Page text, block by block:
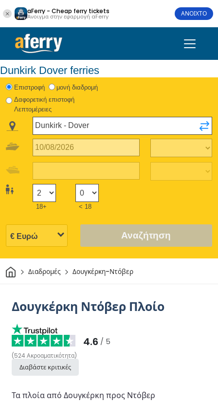
aFerry - Cheap ferry tickets
Άνοιγμα στην εφαρμογή aFerry ΑΝΟΙΧΤΟ
Dunkirk Dover ferries
Eπιστροφή
μονή διαδρομή
Δαφορετική επιστοφή
Λεπτομέρειες
18+ < 18
Αναζήτηση
ΣπίτιΔιαδρομές Δουγκέρκη-Ντόβερ
Δουγκέρκη Ντόβερ Πλοίο
4.6 / 5
(524 Ακροαματικότητα)
Διαβάστε κριτικές
Τα πλοία από Δουγκέρκη προς Ντόβερ